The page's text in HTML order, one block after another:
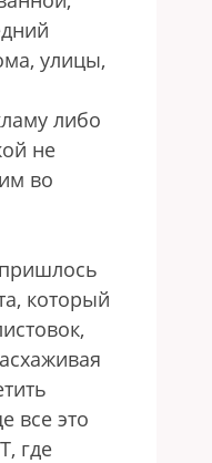
улицы,
либо
не
во
который
все это
где